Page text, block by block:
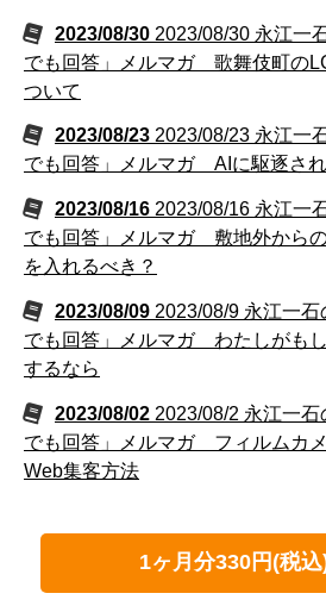
2023/08/30 2023/08/30 永江一
でも回答」メルマガ 歌舞伎町の
ついて
2023/08/23 2023/08/23 永江一
でも回答」メルマガ AIに駆逐さ
2023/08/16 2023/08/16 永江一
でも回答」メルマガ 敷地外から
を入れるべき？
2023/08/09 2023/08/9 永江一
でも回答」メルマガ わたしがも
するなら
2023/08/02 2023/08/2 永江一
でも回答」メルマガ フィルムカ
Web集客方法
1ヶ月分330円(税